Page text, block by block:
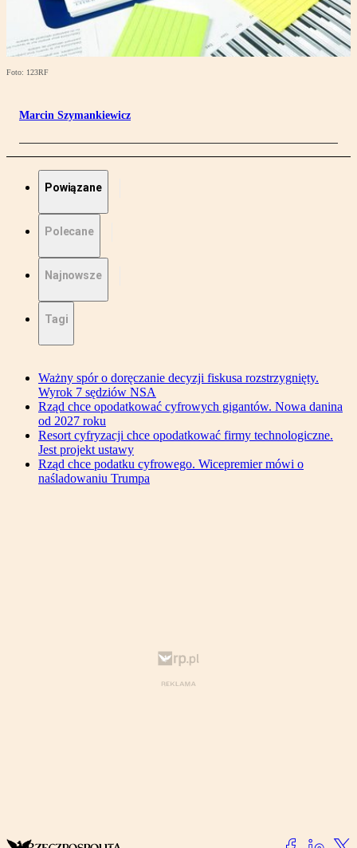
Foto: 123RF
Marcin Szymankiewicz
Powiązane
Polecane
Najnowsze
Tagi
Ważny spór o doręczanie decyzji fiskusa rozstrzygnięty.
Wyrok 7 sędziów NSA
Rząd chce opodatkować cyfrowych gigantów. Nowa danina
od 2027 roku
Resort cyfryzacji chce opodatkować firmy technologiczne.
Jest projekt ustawy
Rząd chce podatku cyfrowego. Wicepremier mówi o
naśladowaniu Trumpa